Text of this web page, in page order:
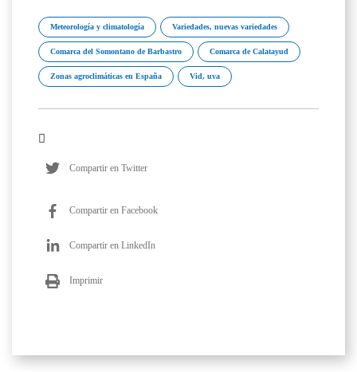
Meteorología y climatología Variedades, nuevas variedades
Comarca del Somontano de Barbastro Comarca de Calatayud
Zonas agroclimáticas en España Vid, uva
Compartir en Twitter
Compartir en Facebook
Compartir en LinkedIn
Imprimir